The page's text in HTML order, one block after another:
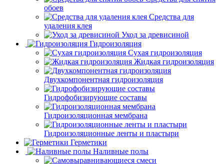
обоев
Средства для
удаления клея
Уход за древисиной
Гидроизоляция
Сухая гидроизоляция
Жидкая гидроизоляция
Двухкомпонентная гидроизоляция
Гидрофобизирующие составы
Гидроизоляционная мембрана
Гидроизоляционные ленты и пластыри
Герметики
Наливные полы